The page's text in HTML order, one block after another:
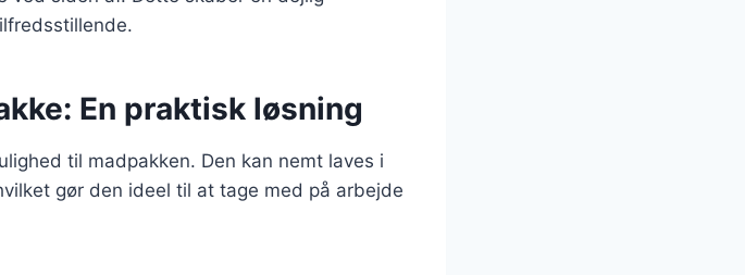
En praktisk løsning
til madpakken. Den kan nemt laves i
gør den ideel til at tage med på arbejde